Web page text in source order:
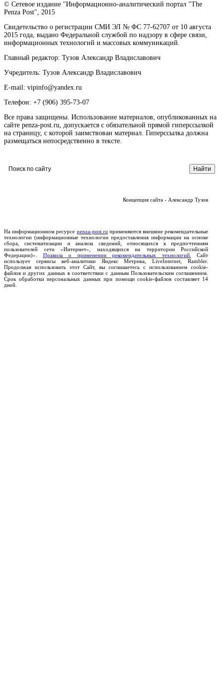
© Сетевое издание "Информационно-аналитический портал "The
Penza Post", 2015
Свидетельство о регистрации СМИ ЭЛ № ФС 77-62707 от 10 августа
2015 года, выдано Федеральной службой по надзору в сфере связи,
информационных технологий и массовых коммуникаций.
Главный редактор: Тузов Александр Владиславович
Учредитель: Тузов Александр Владиславович
E-mail: vipinfo@yandex.ru
Телефон: +7 (906) 395-73-07
Все права защищены. Использование материалов, опубликованных на
сайте penza-post.ru, допускается с обязательной прямой гиперссылкой
на страницу, с которой заимствован материал. Гиперссылка должна
размещаться непосредственно в тексте.
Концепция сайта - Александр Тузов
На информационном ресурсе penza-post.ru применяются внешние рекомендательные
технологии (информационные технологии предоставления информации на основе
сбора, систематизации и анализа сведений, относящихся к предпочтениям
пользователей сети «Интернет», находящихся на территории Российской
Федерации)». Правила о применении рекомендательных технологий.
Сайт
использует сервисы веб-аналитики Яндекс Метрика, LiveInternet, Rambler.
Продолжая использовать этот Сайт, вы соглашаетесь с использованием cookie-
файлов и других данных в соответствии с данным Пользовательским соглашением.
Срок обработки персональных данных при помощи cookie-файлов составляет 14
дней.